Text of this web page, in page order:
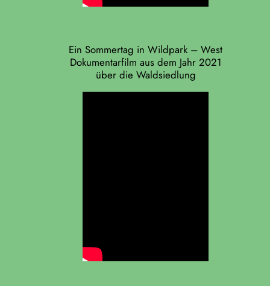
Ein Sommertag in Wildpark – West
Dokumentarfilm aus dem Jahr 2021
über die Waldsiedlung